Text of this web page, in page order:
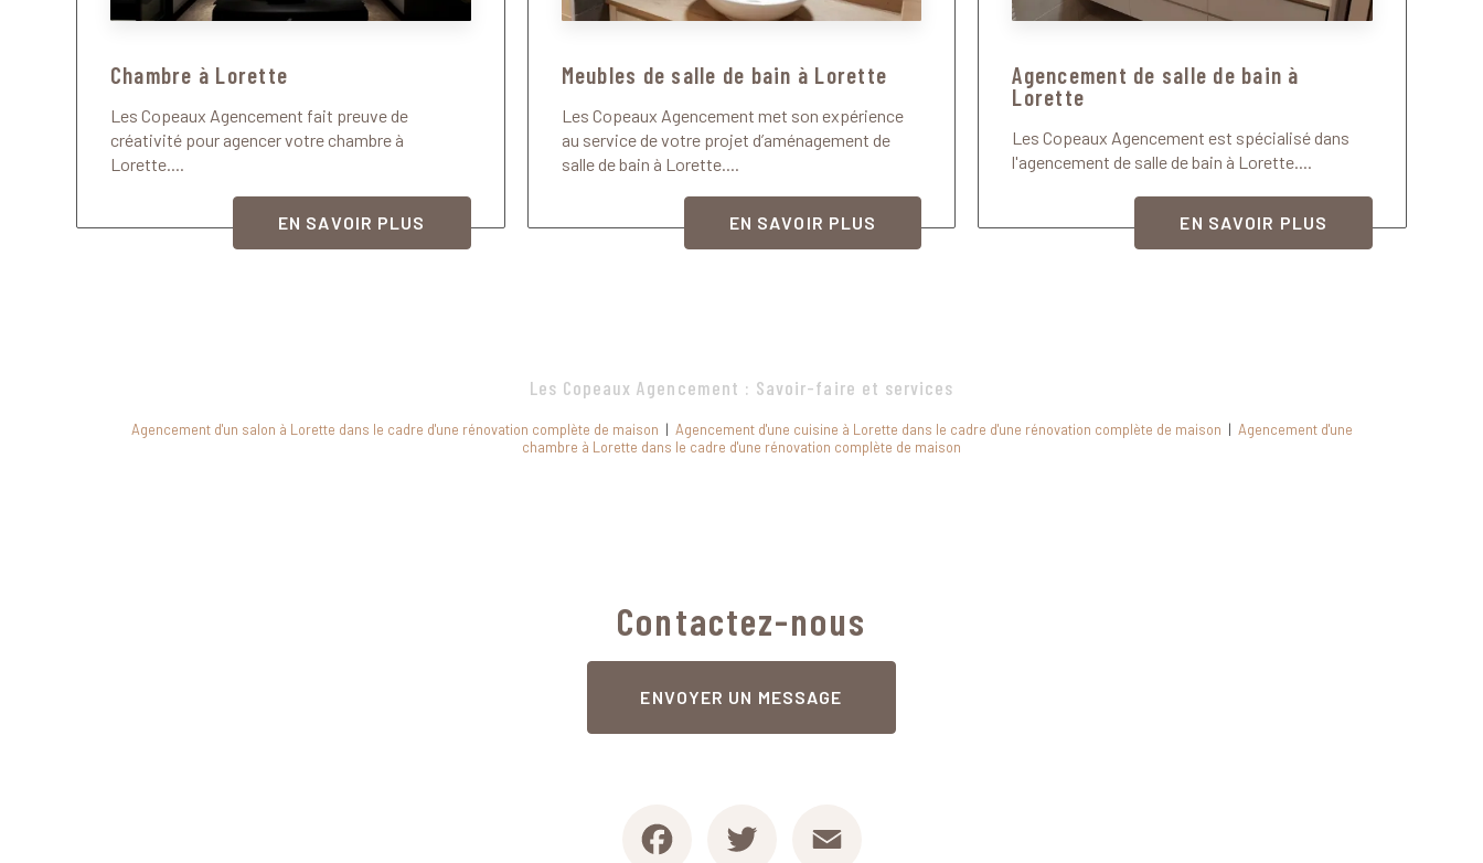
Chambre à Lorette
Les Copeaux Agencement fait preuve de
créativité pour agencer votre chambre à
Lorette....
EN SAVOIR PLUS
Meubles de salle de bain à Lorette
Les Copeaux Agencement met son expérience
au service de votre projet d’aménagement de
salle de bain à Lorette....
EN SAVOIR PLUS
Agencement de salle de bain à
Lorette
Les Copeaux Agencement est spécialisé dans
l'agencement de salle de bain à Lorette....
EN SAVOIR PLUS
Les Copeaux Agencement : Savoir-faire et services
Agencement d'un salon à Lorette dans le cadre d'une rénovation complète de maison | Agencement d'une cuisine à Lorette dans le cadre d'une rénovation complète de maison | Agencement d'une
chambre à Lorette dans le cadre d'une rénovation complète de maison
Contactez-nous
ENVOYER UN MESSAGE